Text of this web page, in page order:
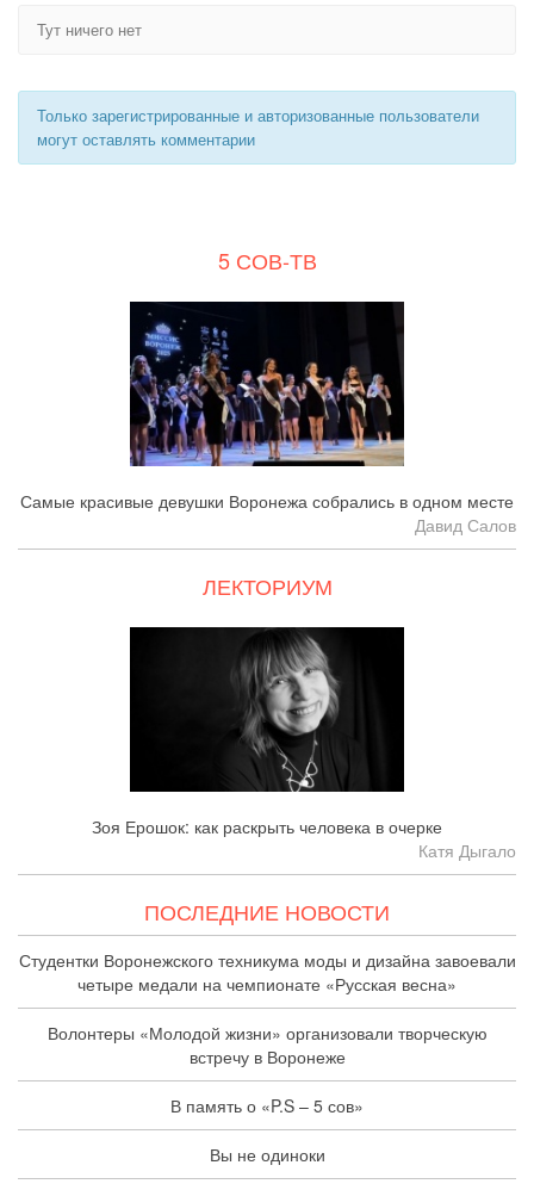
Тут ничего нет
Только зарегистрированные и авторизованные пользователи
могут оставлять комментарии
5 СОВ-ТВ
Самые красивые девушки Воронежа собрались в одном месте
Давид Салов
ЛЕКТОРИУМ
Зоя Ерошок: как раскрыть человека в очерке
Катя Дыгало
ПОСЛЕДНИЕ НОВОСТИ
Студентки Воронежского техникума моды и дизайна завоевали
четыре медали на чемпионате «Русская весна»
Волонтеры «Молодой жизни» организовали творческую
встречу в Воронеже
В память о «P.S – 5 сов»
Вы не одиноки